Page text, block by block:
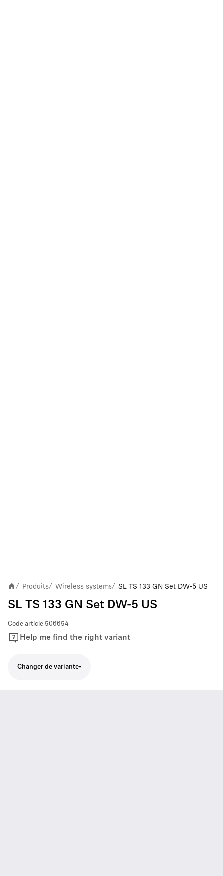
/ Produits/ Wireless systems/ SL TS 133 GN Set DW-5 US
SL TS 133 GN Set DW-5 US
Code article 506654
Help me find the right variant
Changer de variante